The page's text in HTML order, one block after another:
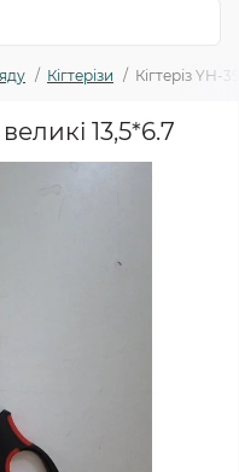
Кігтерізи Кігтеріз YH-
13,5*6.7